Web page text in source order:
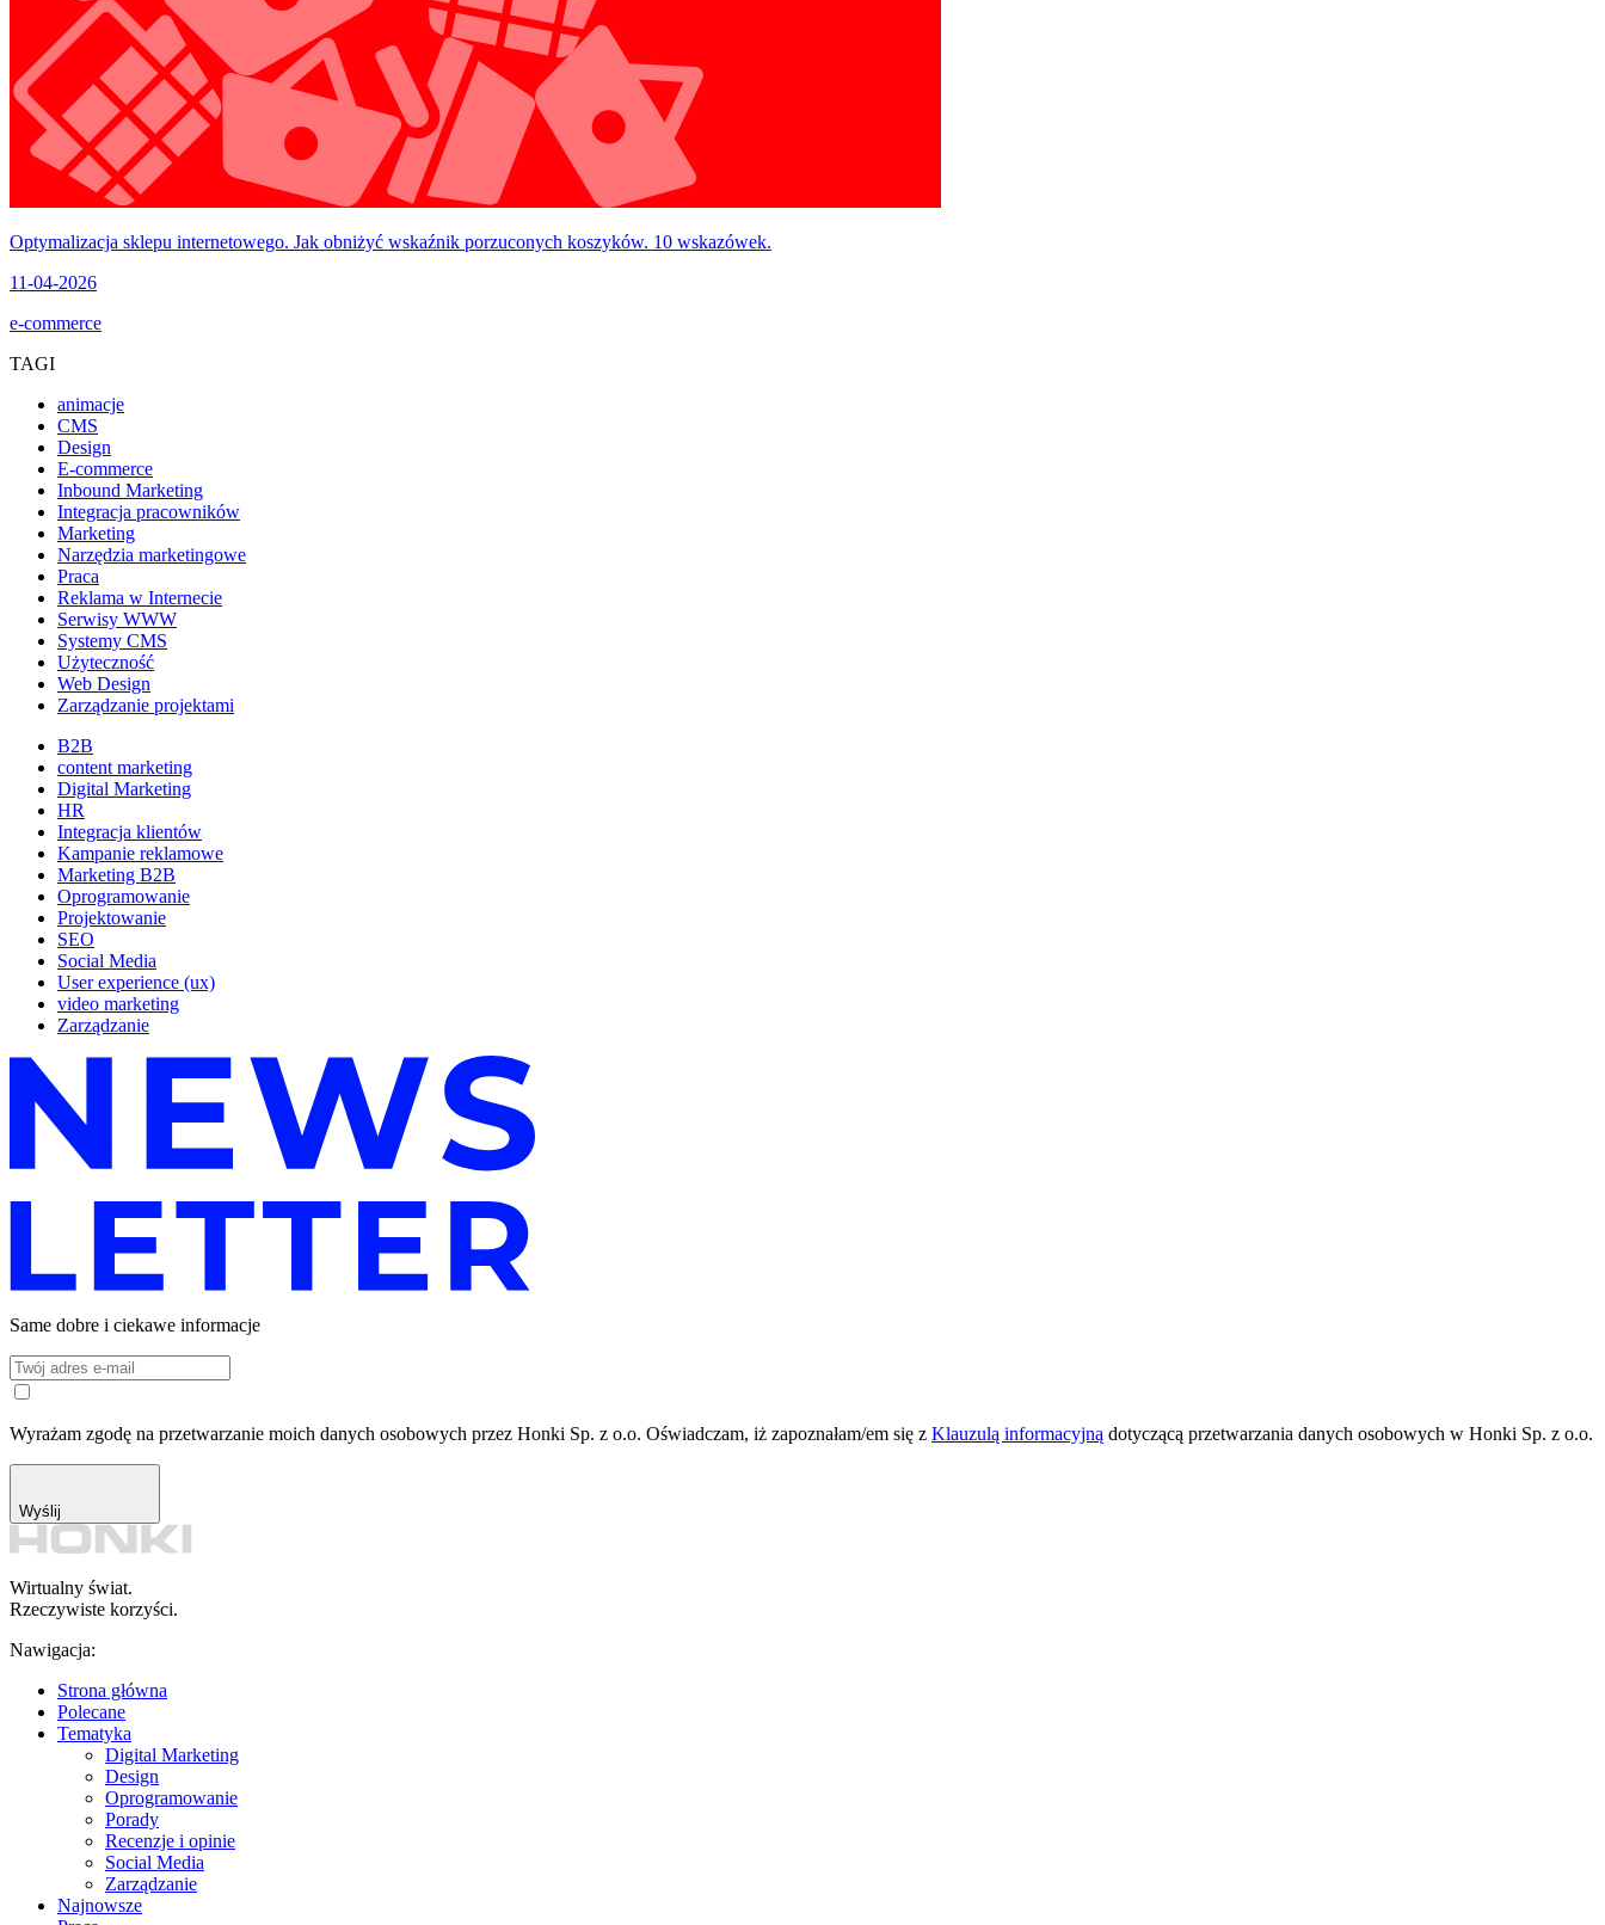
Optymalizacja sklepu internetowego. Jak obniżyć wskaźnik porzuconych koszyków. 10 wskazówek.
11-04-2026
e-commerce
TAGI
animacje
CMS
Design
E-commerce
Inbound Marketing
Integracja pracowników
Marketing
Narzędzia marketingowe
Praca
Reklama w Internecie
Serwisy WWW
Systemy CMS
Użyteczność
Web Design
Zarządzanie projektami
B2B
content marketing
Digital Marketing
HR
Integracja klientów
Kampanie reklamowe
Marketing B2B
Oprogramowanie
Projektowanie
SEO
Social Media
User experience (ux)
video marketing
Zarządzanie
Same dobre i ciekawe informacje
Wyrażam zgodę na przetwarzanie moich danych osobowych przez Honki Sp. z o.o. Oświadczam, iż zapoznałam/em się z Klauzulą informacyjną dotyczącą przetwarzania danych osobowych w Honki Sp. z o.o.
Wyślij
Wirtualny świat.
Rzeczywiste korzyści.
Nawigacja:
Strona główna
Polecane
Tematyka
Digital Marketing
Design
Oprogramowanie
Porady
Recenzje i opinie
Social Media
Zarządzanie
Najnowsze